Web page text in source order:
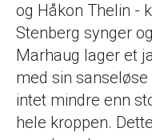
og Håkon Thelin -
Stenberg synger
Marhaug lager et
med sin
intet mindre enn
hele kroppen.